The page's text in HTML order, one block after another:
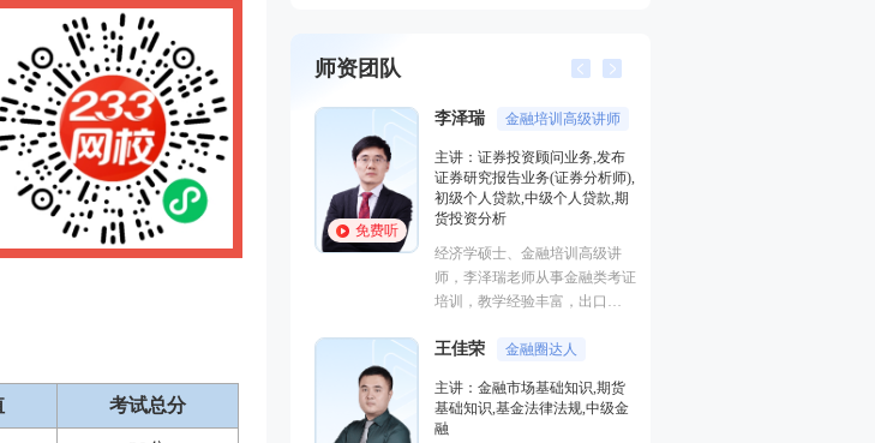
考试总分
师资团队
免费听
李泽瑞 金融培训高级讲师
主讲：证券投资顾问业务,发布
证券研究报告业务(证券分析师),
初级个人贷款,中级个人贷款,期
货投资分析
经济学硕士、金融培训高级讲
师，李泽瑞老师从事金融类考证
培训，教学经验丰富，出口
能的很有个人风格的老师，江湖
外弟子。
王佳荣 金融圈达人
主讲：金融市场基础知识,期货
基础知识,基金法律法规,中级金
融